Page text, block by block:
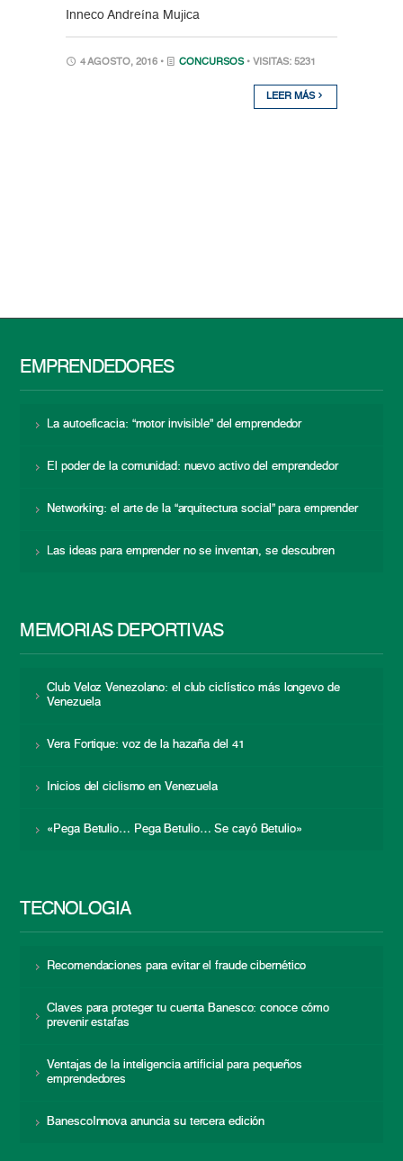
Inneco Andreína Mujica
4 AGOSTO, 2016 • CONCURSOS • VISITAS: 5231
LEER MÁS
EMPRENDEDORES
La autoeficacia: “motor invisible” del emprendedor
El poder de la comunidad: nuevo activo del emprendedor
Networking: el arte de la “arquitectura social” para emprender
Las ideas para emprender no se inventan, se descubren
MEMORIAS DEPORTIVAS
Club Veloz Venezolano: el club ciclístico más longevo de
Venezuela
Vera Fortique: voz de la hazaña del 41
Inicios del ciclismo en Venezuela
«Pega Betulio… Pega Betulio… Se cayó Betulio»
TECNOLOGÍA
Recomendaciones para evitar el fraude cibernético
Claves para proteger tu cuenta Banesco: conoce cómo
prevenir estafas
Ventajas de la inteligencia artificial para pequeños
emprendedores
BanescoInnova anuncia su tercera edición